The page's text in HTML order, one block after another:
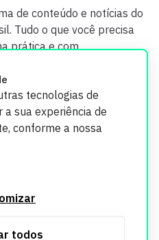
tecnologias de
sua experiência de
conforme a nossa
todos
de conteúdo e notícias do
Tudo o que você precisa
prática e com
em nosso site são
de aprimoramento de
de Privacidade.